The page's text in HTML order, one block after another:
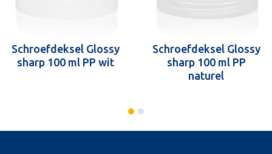
Schroefdeksel Glossy
sharp 100 ml PP wit
Schroefdeksel Glossy
sharp 100 ml PP
naturel